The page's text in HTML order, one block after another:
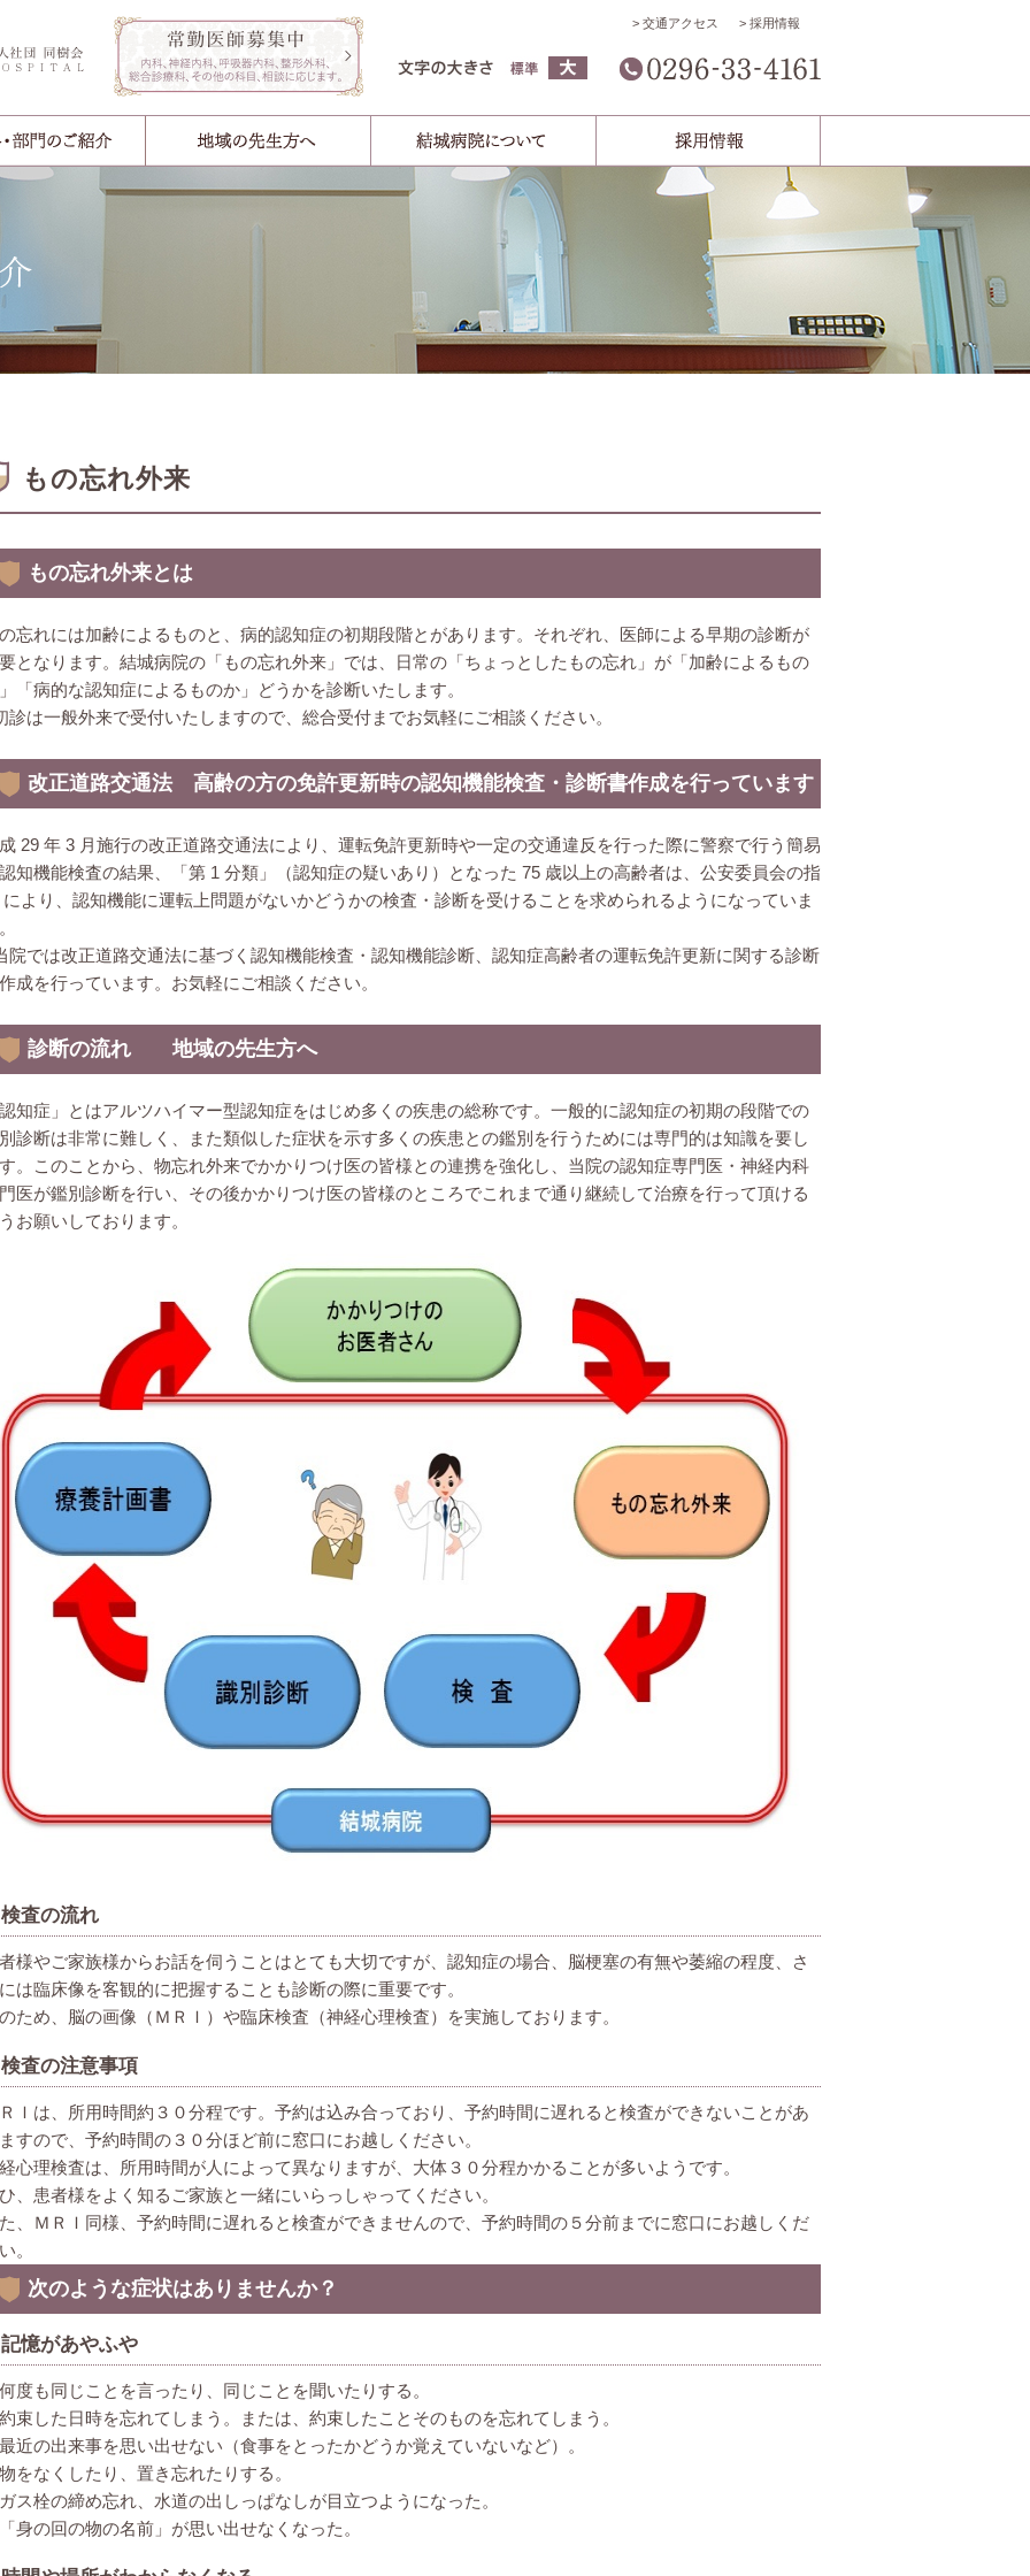
交通アクセス 採用情報
もの忘れ外来
もの忘れ外来とは
忘れには加齢によるものと、病的認知症の初期段階とがあります。それぞれ、医師による早期の診断が
となります。結城病院の「もの忘れ外来」では、日常の「ちょっとしたもの忘れ」が「加齢によるもの
「病的な認知症によるものか」どうかを診断いたします。
診は一般外来で受付いたしますので、総合受付までお気軽にご相談ください。
改正道路交通法 高齢の方の免許更新時の認知機能検査・診断書作成を行っています
29 年 3 月施行の改正道路交通法により、運転免許更新時や一定の交通違反を行った際に警察で行う簡易
知機能検査の結果、「第 1 分類」（認知症の疑いあり）となった 75 歳以上の高齢者は、公安委員会の指
により、認知機能に運転上問題がないかどうかの検査・診断を受けることを求められるようになっていま
院では改正道路交通法に基づく認知機能検査・認知機能診断、 認知症高齢者の運転免許更新に関する診断
成を行っています。お気軽にご相談ください。
診断の流れ 地域の先生方へ
認知症」とはアルツハイマー型認知症をはじめ多くの疾患の総称です。一般的に認知症の初期の段階での
診断は非常に難しく、また類似した症状を示す多くの疾患との鑑別を行うためには専門的は知識を要し
。このことから、物忘れ外来でかかりつけ医の皆様との連携を強化し、当院の認知症専門医・神経内科
医が鑑別診断を行い、その後かかりつけ医の皆様のところでこれまで通り継続して治療を行って頂ける
お願いしております。
検査の流れ
様やご家族様からお話を伺うことはとても大切ですが、認知症の場合、脳梗塞の有無や萎縮の程度、さ
は臨床像を客観的に把握することも診断の際に重要です。
ため、脳の画像（ＭＲＩ）や臨床検査（神経心理検査）を実施しております。
検査の注意事項
Ｉは、所用時間約３０分程です。予約は込み合っており、予約時間に遅れると検査ができないことがあ
すので、予約時間の３０分ほど前に窓口にお越しください。
心理検査は、所用時間が人によって異なりますが、大体３０分程かかることが多いようです。
、患者様をよく知るご家族と一緒にいらっしゃってください。
、ＭＲＩ同様、予約時間に遅れると検査ができませんので、予約時間の５分前までに窓口にお越しくだ
。
次のような症状はありませんか？
記憶があやふや
何度も同じことを言ったり、同じことを聞いたりする。
約束した日時を忘れてしまう。または、約束したことそのものを忘れてしまう。
最近の出来事を思い出せない（食事をとったかどうか覚えていないなど）。
物をなくしたり、置き忘れたりする。
ガス栓の締め忘れ、水道の出しっぱなしが目立つようになった。
「身の回の物の名前」が思い出せなくなった。